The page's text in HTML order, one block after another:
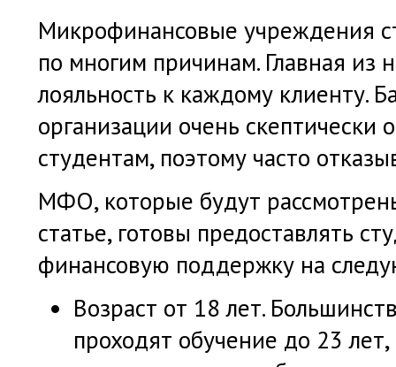
Микрофинансовые учреждения
по многим причинам. Главная из
лояльность к каждому клиенту.
организации очень скептически
студентам, поэтому часто
МФО, которые будут
статье, готовы предоставлять
финансовую поддержку на
Возраст от 18 лет.
проходят обучение до 23